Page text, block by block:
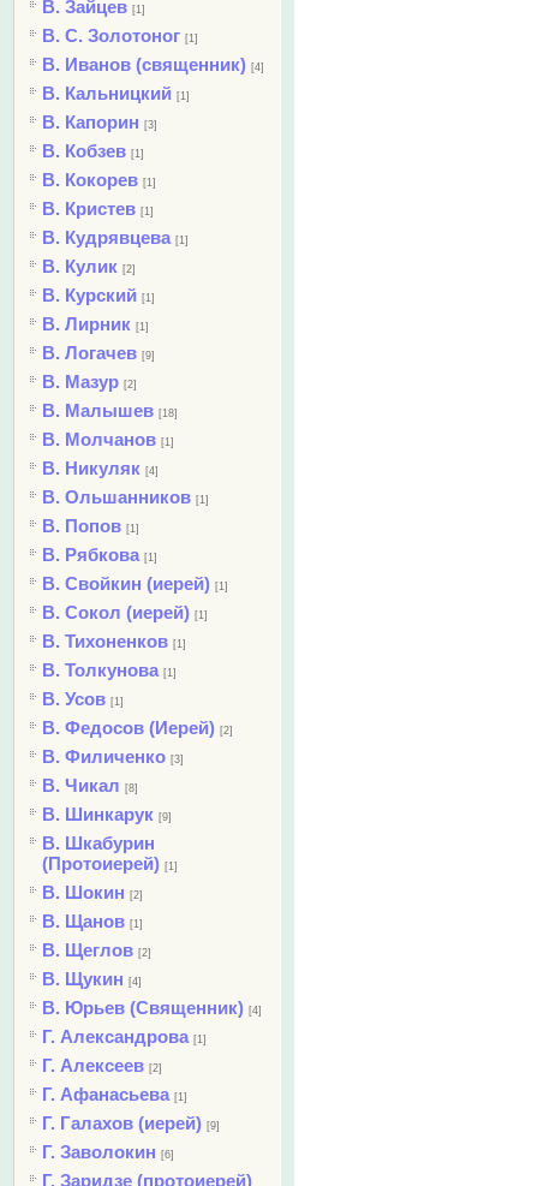
В. Зайцев [1]
В. С. Золотоног [1]
В. Иванов (священник) [4]
В. Кальницкий [1]
В. Капорин [3]
В. Кобзев [1]
В. Кокорев [1]
В. Кристев [1]
В. Кудрявцева [1]
В. Кулик [2]
В. Курский [1]
В. Лирник [1]
В. Логачев [9]
В. Мазур [2]
В. Малышев [18]
В. Молчанов [1]
В. Никуляк [4]
В. Ольшанников [1]
В. Попов [1]
В. Рябкова [1]
В. Свойкин (иерей) [1]
В. Сокол (иерей) [1]
В. Тихоненков [1]
В. Толкунова [1]
В. Усов [1]
В. Федосов (Иерей) [2]
В. Филиченко [3]
В. Чикал [8]
В. Шинкарук [9]
В. Шкабурин
(Протоиерей) [1]
В. Шокин [2]
В. Щанов [1]
В. Щеглов [2]
В. Щукин [4]
В. Юрьев (Священник) [4]
Г. Александрова [1]
Г. Алексеев [2]
Г. Афанасьева [1]
Г. Галахов (иерей) [9]
Г. Заволокин [6]
Г. Заридзе (протоиерей)